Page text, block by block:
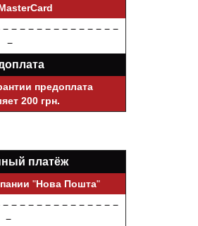
− − − − − − − − − − − − −
−
предоплата
200 грн.
платёж
"Нова Пошта"
− − − − − − − − − − − − −
−